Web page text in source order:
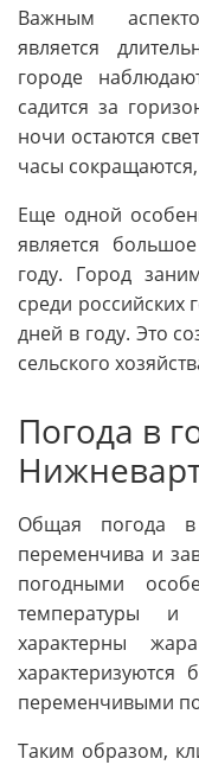
Важным
является
городе
садится за
ночи остаются
часы
Еще одной
является
году. Город
среди российских
дней в году. Это
сельского
Погода в
Общая погода в
переменчива и
погодными
температуры и
характерны
характеризуются
переменчивыми
Таким образом,